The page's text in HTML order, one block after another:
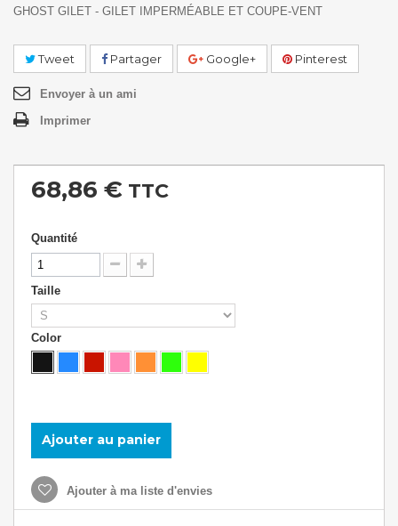
GHOST GILET - GILET IMPERMÉABLE ET COUPE-VENT
Tweet Partager Google+ Pinterest
Envoyer à un ami
Imprimer
68,86 € TTC
Quantité
Taille
Color
Ajouter au panier
Ajouter à ma liste d'envies